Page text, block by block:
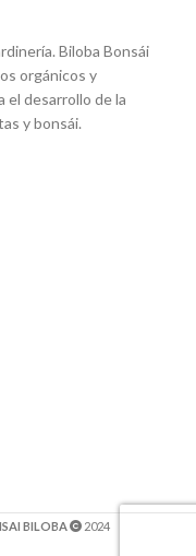
Biloba Bonsái
orgánicos y
el desarrollo de la
y bonsái.
BILOBA 2024